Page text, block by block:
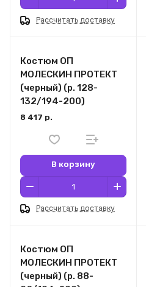
Рассчитать доставку
Костюм ОП
МОЛЕСКИН ПРОТЕКТ
(черный) (р. 128-
132/194-200)
8 417 р.
В корзину
Рассчитать доставку
Костюм ОП
МОЛЕСКИН ПРОТЕКТ
(черный) (р. 88-